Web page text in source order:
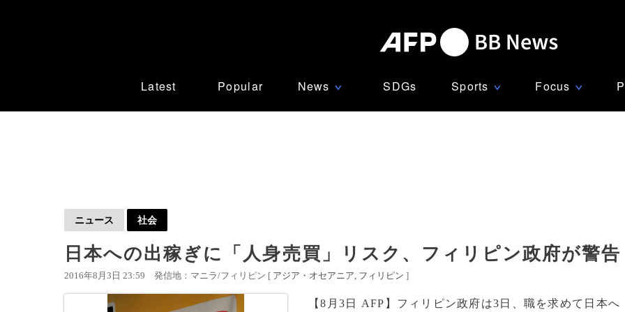
Latest Popular News ∨ SDGs Sports ∨ Focus ∨
ニュース 社会
日本への出稼ぎに「人身売買」リスク、フィリピン政府が警告
2016年8月3日 23:59 発信地：マニラ/フィリピン [ アジア・オセアニア フィリピン ]
【8月3日 AFP】フィリピン政府は3日、職を求めて日本へ